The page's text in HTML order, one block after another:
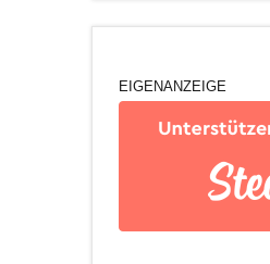
EIGENANZEIGE